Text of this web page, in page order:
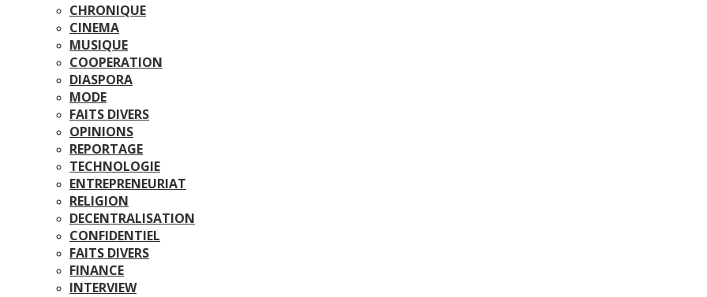
CHRONIQUE
CINEMA
MUSIQUE
COOPERATION
DIASPORA
MODE
FAITS DIVERS
OPINIONS
REPORTAGE
TECHNOLOGIE
ENTREPRENEURIAT
RELIGION
DECENTRALISATION
CONFIDENTIEL
FAITS DIVERS
FINANCE
INTERVIEW